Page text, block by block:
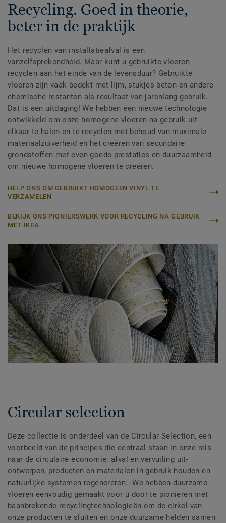
Recycling. Goed in theorie,
beter in de praktijk
Het recyclen van installatieafval is een
vanzelfsprekendheid. Maar kunt u gebruikte vloeren
recyclen aan het einde van de levensduur? Gebruikte
vloeren zijn vaak bedekt met lijm, stukjes beton en andere
chemische restanten als resultaat van jarenlang gebruik.
Dat is een uitdaging! We hebben een nieuwe technologie
ontwikkeld om onze homogene vloeren na gebruik uit
elkaar te halen en te recyclen met behoud van maximale
materiaalzuiverheid en het creëren van secundaire
grondstoffen met even goede prestaties en duurzaamheid
om nieuwe homogene vloeren te creëren.
HELP ONS OM GEBRUIKT HOMOGEEN VINYL TE
VERZAMELEN
BEKIJK ONS PIONIERSWERK VOOR RECYCLING NA GEBRUIK
MET IKEA
Circular selection
Deze collectie is onderdeel van de Circular Selection, een
voorbeeld van de principes die centraal staan in onze reis
naar de circulaire economie: afval en vervuiling uit-
ontwerpen, producten en materialen in gebruik houden en
natuurlijke systemen regenereren. We hebben duurzame
vloeren eenvoudig gemaakt voor u door te pionieren met
baanbrekende recyclingtechnologieën om de cirkel van
onze producten te sluiten en onze duurzame helden samen